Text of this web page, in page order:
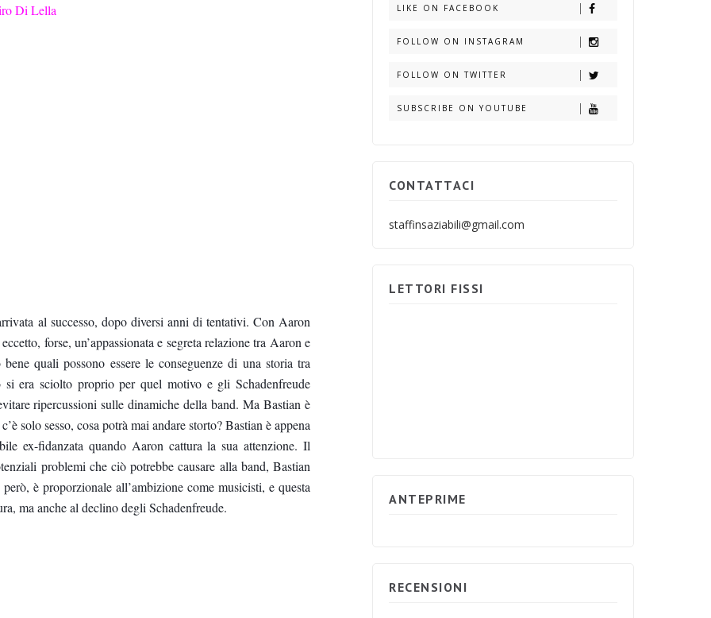
Di Lella
al successo, dopo diversi anni di tentativi. Con Aaron
forse, un’appassionata e segreta relazione tra Aaron e
quali possono essere le conseguenze di una storia tra
era sciolto proprio per quel motivo e gli Schadenfreude
ripercussioni sulle dinamiche della band. Ma Bastian è
solo sesso, cosa potrà mai andare storto? Bastian è appena
ex-fidanzata quando Aaron cattura la sua attenzione. Il
problemi che ciò potrebbe causare alla band, Bastian
è proporzionale all’ambizione come musicisti, e questa
ma anche al declino degli Schadenfreude.
LIKE ON FACEBOOK
FOLLOW ON INSTAGRAM
FOLLOW ON TWITTER
SUBSCRIBE ON YOUTUBE
CONTATTACI
staffinsaziabili@gmail.com
LETTORI FISSI
ANTEPRIME
RECENSIONI